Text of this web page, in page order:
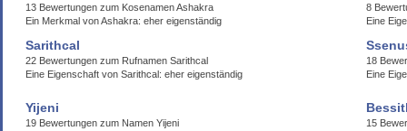
13 Bewertungen zum Kosenamen Ashakra
Ein Merkmal von Ashakra: eher eigenständig
8
Eine
Sarithcal
22 Bewertungen zum Rufnamen Sarithcal
Eine Eigenschaft von Sarithcal: eher eigenständig
18
Eine
Yijeni
19 Bewertungen zum Namen Yijeni
15